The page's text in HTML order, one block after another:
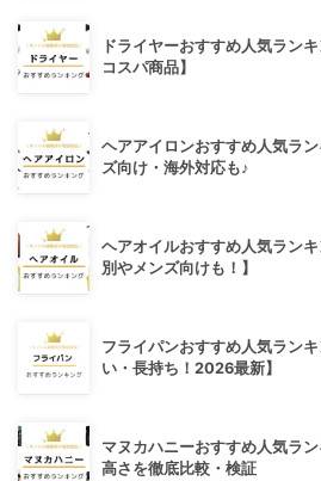
ドライヤーおすすめ人気ラン
コスパ商品】
ヘアアイロンおすすめ人気ラ
ズ向け・海外対応も♪
ヘアオイルおすすめ人気ラン
別やメンズ向けも！】
フライパンおすすめ人気ラン
い・長持ち！2026最新】
マヌカハニーおすすめ人気ラ
高さを徹底比較・検証